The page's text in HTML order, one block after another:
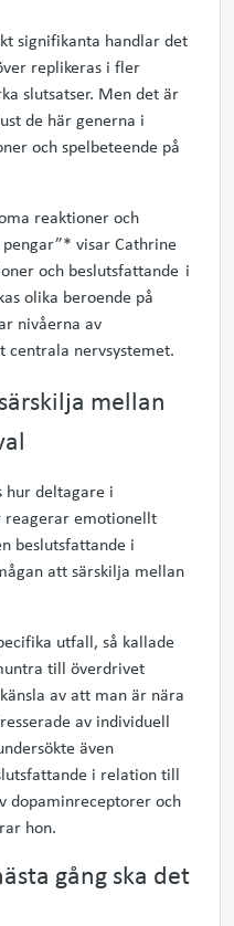
signifikanta handlar det
replikeras i fler
slutsatser. Men det är
de här generna i
ochspelbeteende på
reaktioner och
visar Cathrine
och beslutsfattande i
olika beroende på
nivåerna av
centrala nervsystemet.
mellan
hur deltagare i
reagerar emotionellt
beslutsfattande i
att särskilja mellan
utfall, så kallade
till överdrivet
av att man är nära
av individuell
även
i relation till
dopaminreceptorer och
hon.
gång ska det